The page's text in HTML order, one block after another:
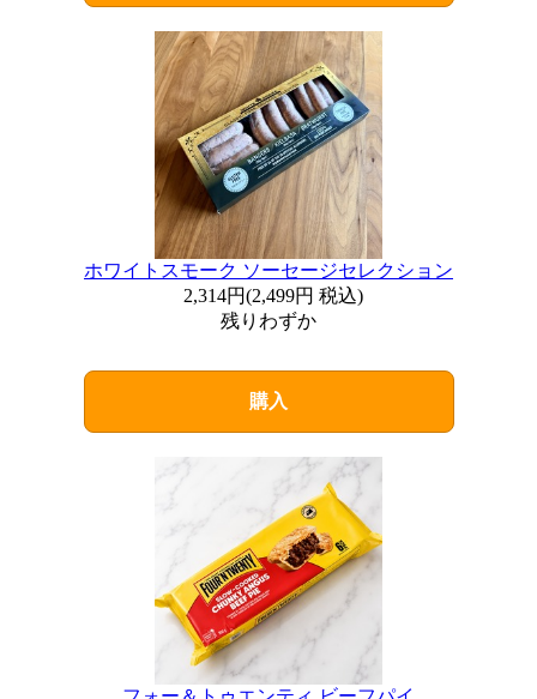
ホワイトスモーク ソーセージセレクション
2,314円(2,499円 税込)
残りわずか
購入